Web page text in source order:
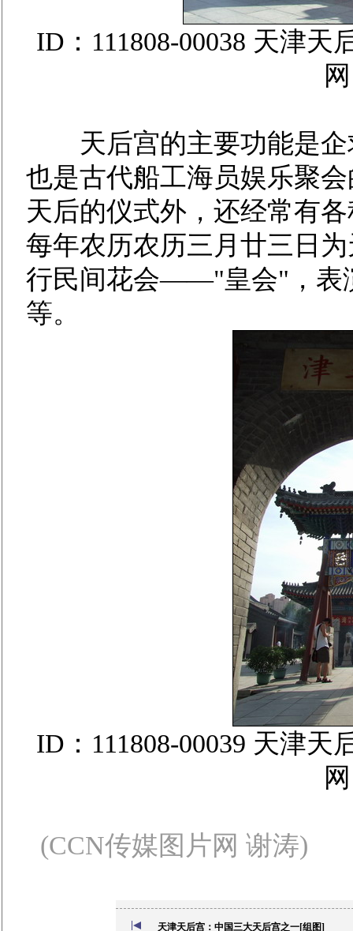
ID：111808-00038 天津
天后宫的主要功能是企
也是古代船工海员娱乐聚
天后的仪式外，还经常有
每年农历农历三月廿三日
行民间花会——"皇会"，表
等。
ID：111808-00039 天津
(CCN传媒图片网 谢涛)
天津天后宫：中国三大天后宫之一[组图]